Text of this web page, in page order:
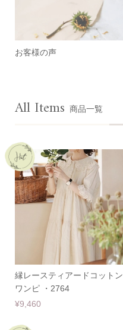
お客様の声
All Items 商品一覧
縁レースティアードコットン
ワンピ ・2764
¥9,460